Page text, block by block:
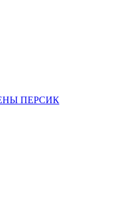
ПЕРСИК